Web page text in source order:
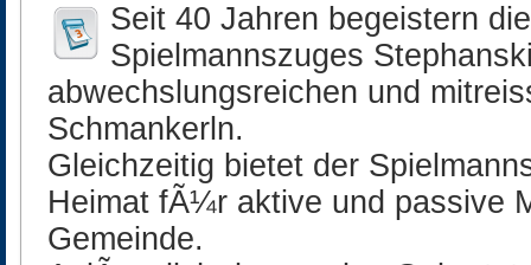
Seit 40 Jahren begeistern
Spielmannszuges
abwechslungsreichen und
Schmankerln.
Gleichzeitig bietet der
Heimat fÃ¼r aktive und passive
Gemeinde.